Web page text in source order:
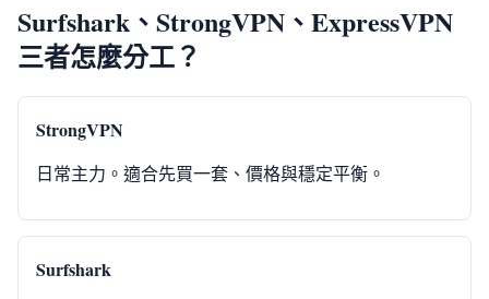
Surfshark、StrongVPN、ExpressVPN
三者怎麼分工？
StrongVPN
日常主力。適合先買一套、價格與穩定平衡。
Surfshark